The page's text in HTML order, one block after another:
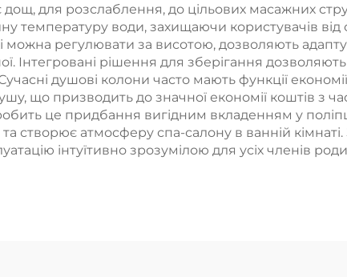
для ванної
кімнати
для розслаблення, до цільових масажних
температуру води, захищаючи користувачів
регулювати за висотою, дозволяють
Інтегровані рішення для зберігання
душові колони часто мають функції
що призводить до значної економії коштів з
це придбання вигідним вкладенням у
створює атмосферу спа-салону в ванній
інтуїтивно зрозумілою для усіх членів